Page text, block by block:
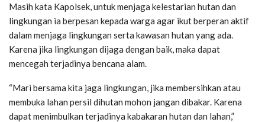
Masih kata Kapolsek, untuk menjaga kelestarian hutan dan
lingkungan ia berpesan kepada warga agar ikut berperan aktif
dalam menjaga lingkungan serta kawasan hutan yang ada.
Karena jika lingkungan dijaga dengan baik, maka dapat
mencegah terjadinya bencana alam.
“Mari bersama kita jaga lingkungan, jika membersihkan atau
membuka lahan persil dihutan mohon jangan dibakar. Karena
dapat menimbulkan terjadinya kabakaran hutan dan lahan,”